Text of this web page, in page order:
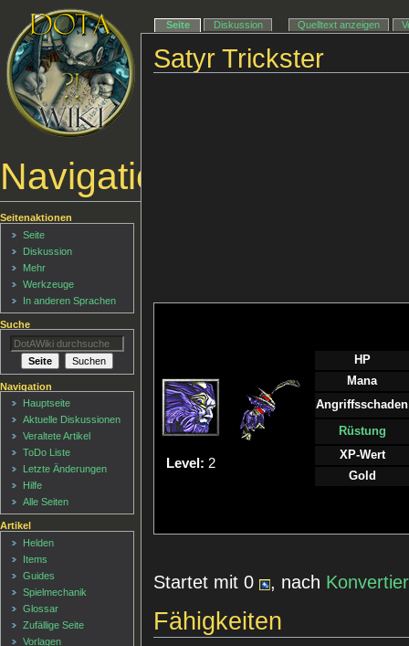
Satyr Trickster
Level: 2
HP
Mana
Angriffsschaden
Rüstung
XP-Wert
Gold
Startet mit 0 , nach
Fähigkeiten
Navigationsmenü
Seite Diskussion Quelltext anzeigen
Seitenaktionen
Seite
Diskussion
Mehr
Werkzeuge
In anderen Sprachen
Suche
Navigation
Hauptseite
Aktuelle Diskussionen
Veraltete Artikel
ToDo Liste
Letzte Änderungen
Hilfe
Alle Seiten
Artikel
Helden
Items
Guides
Spielmechanik
Glossar
Zufällige Seite
Vorlagen